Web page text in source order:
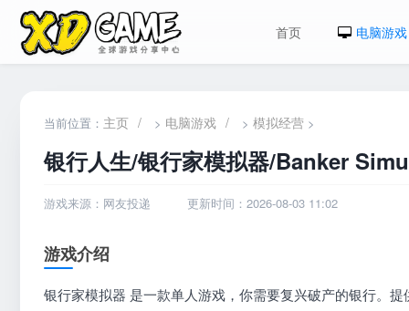
首页 电脑游戏
当前位置： 主页 / > 电脑游戏 / > 模拟经营 >
银行人生/银行家模拟器/Banker
游戏来源：网友投递 更新时间：2026-08-03 11:02
游戏介绍
银行家模拟器 是一款单人游戏，你需要复兴破产的银行。